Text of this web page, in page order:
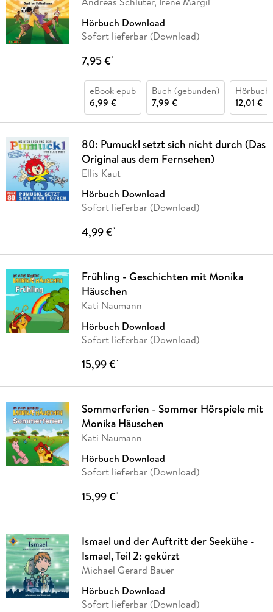
Hörbuch Download
Sofort lieferbar (Download)
7,95 €*
eBook epub
6,99 €
Buch (gebunden)
7,99 €
Hörbuch
12,01 €
80: Pumuckl setzt sich nicht durch (Das
Original aus dem Fernsehen)
Ellis Kaut
Hörbuch Download
Sofort lieferbar (Download)
4,99 €*
Frühling - Geschichten mit Monika
Häuschen
Kati Naumann
Hörbuch Download
Sofort lieferbar (Download)
15,99 €*
Sommerferien - Sommer Hörspiele mit
Monika Häuschen
Kati Naumann
Hörbuch Download
Sofort lieferbar (Download)
15,99 €*
Ismael und der Auftritt der Seekühe -
Ismael, Teil 2: gekürzt
Michael Gerard Bauer
Hörbuch Download
Sofort lieferbar (Download)